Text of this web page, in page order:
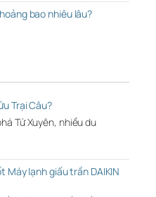
bao nhiêu lâu?
Trại Câu?
Tứ Xuyên, nhiều du
lạnh giấu trần DAIKIN